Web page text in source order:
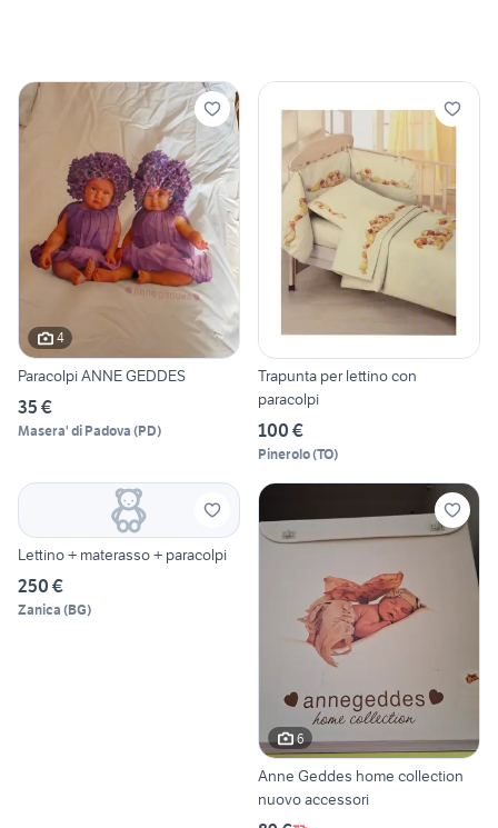
4
Paracolpi ANNE GEDDES
35 €
Masera' di Padova (PD)
Trapunta per lettino con
paracolpi
100 €
Pinerolo(TO)
Lettino + materasso + paracolpi
250 €
Zanica (BG)
6
Anne Geddes home collection
nuovo accessori